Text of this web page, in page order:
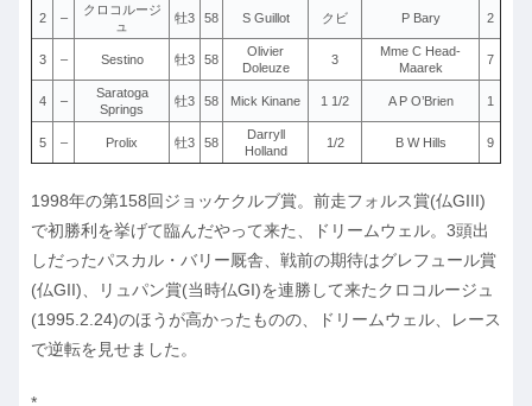
2 –
クロコルージ
ュ
牡3 58 S Guillot クビ P Bary 2
3 – Sestino 牡3 58
Olivier
Doleuze
3
Mme C Head-
Maarek
7
4 –
Saratoga
Springs
牡3 58 Mick Kinane 1 1/2 A P O’Brien 1
5 – Prolix 牡3 58
Darryll
Holland
1/2 B W Hills 9
1998年の第158回ジョッケクルブ賞。前走フォルス賞(仏GIII)
で初勝利を挙げて臨んだやって来た、ドリームウェル。3頭出
しだったパスカル・バリー厩舎、戦前の期待はグレフュール賞
(仏GII)、リュパン賞(当時仏GI)を連勝して来たクロコルージュ
(1995.2.24)のほうが高かったものの、ドリームウェル、レース
で逆転を見せました。